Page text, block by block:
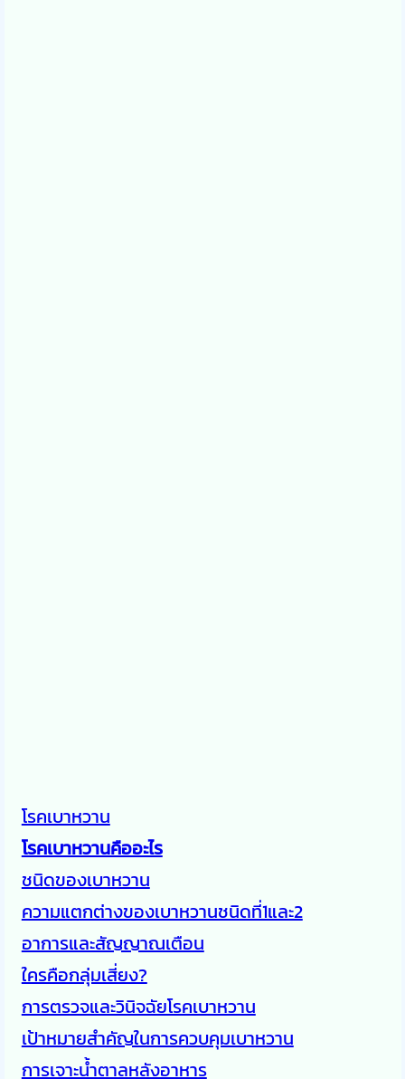
โรคเบาหวาน
โรคเบาหวานคืออะไร
ชนิดของเบาหวาน
ความแตกต่างของเบาหวานชนิดที่1และ2
อาการและสัญญาณเตือน
ใครคือกลุ่มเสี่ยง?
การตรวจและวินิจฉัยโรคเบาหวาน
เป้าหมายสำคัญในการควบคุมเบาหวาน
การเจาะน้ำตาลหลังอาหาร